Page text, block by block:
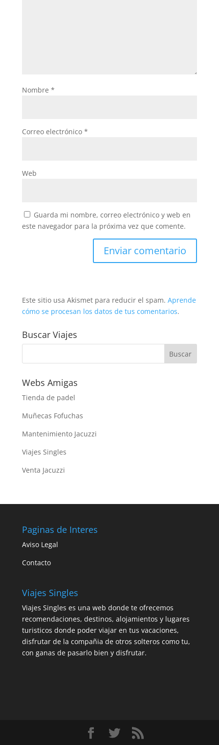
Nombre *
Correo electrónico *
Web
Guarda mi nombre, correo electrónico y web en
este navegador para la próxima vez que comente.
Este sitio usa Akismet para reducir el spam. Aprende
cómo se procesan los datos de tus comentarios.
Buscar Viajes
Webs Amigas
Tienda de padel
Muñecas Fofuchas
Mantenimiento Jacuzzi
Viajes Singles
Venta Jacuzzi
Paginas de Interes
Aviso Legal
Contacto
Viajes Singles
Viajes Singles es una web donde te ofrecemos
recomendaciones, destinos, alojamientos y lugares
turisticos donde poder viajar en tus vacaciones,
disfrutar de la compañia de otros solteros como tu,
con ganas de pasarlo bien y disfrutar.